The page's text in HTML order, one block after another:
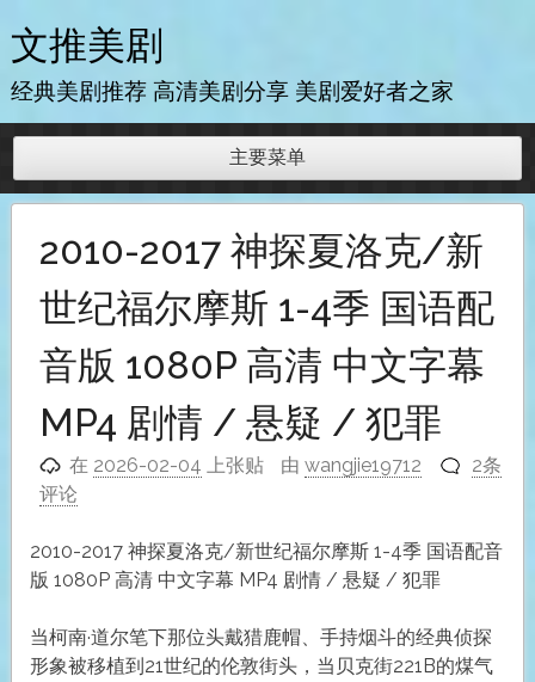
至
内
文推美剧
经典美剧推荐 高清美剧分享 美剧爱好者之家
主要菜单
2010-2017 神探夏洛克/新
世纪福尔摩斯 1-4季 国语配
音版 1080P 高清 中文字幕
MP4 剧情 / 悬疑 / 犯罪
在 2026-02-04 上张贴 由wangjie19712
2条
评论
2010-2017 神探夏洛克/新世纪福尔摩斯 1-4季 国语配音
版 1080P 高清 中文字幕 MP4 剧情 / 悬疑 / 犯罪
当柯南·道尔笔下那位头戴猎鹿帽、手持烟斗的经典侦探
形象被移植到21世纪的伦敦街头，当贝克街221B的煤气